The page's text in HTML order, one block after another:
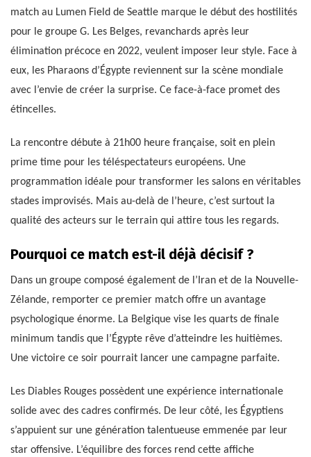
match au Lumen Field de Seattle marque le début des hostilités
pour le groupe G. Les Belges, revanchards après leur
élimination précoce en 2022, veulent imposer leur style. Face à
eux, les Pharaons d’Égypte reviennent sur la scène mondiale
avec l’envie de créer la surprise. Ce face-à-face promet des
étincelles.
La rencontre débute à 21h00 heure française, soit en plein
prime time pour les téléspectateurs européens. Une
programmation idéale pour transformer les salons en véritables
stades improvisés. Mais au-delà de l’heure, c’est surtout la
qualité des acteurs sur le terrain qui attire tous les regards.
Pourquoi ce match est-il déjà décisif ?
Dans un groupe composé également de l’Iran et de la Nouvelle-
Zélande, remporter ce premier match offre un avantage
psychologique énorme. La Belgique vise les quarts de finale
minimum tandis que l’Égypte rêve d’atteindre les huitièmes.
Une victoire ce soir pourrait lancer une campagne parfaite.
Les Diables Rouges possèdent une expérience internationale
solide avec des cadres confirmés. De leur côté, les Égyptiens
s’appuient sur une génération talentueuse emmenée par leur
star offensive. L’équilibre des forces rend cette affiche